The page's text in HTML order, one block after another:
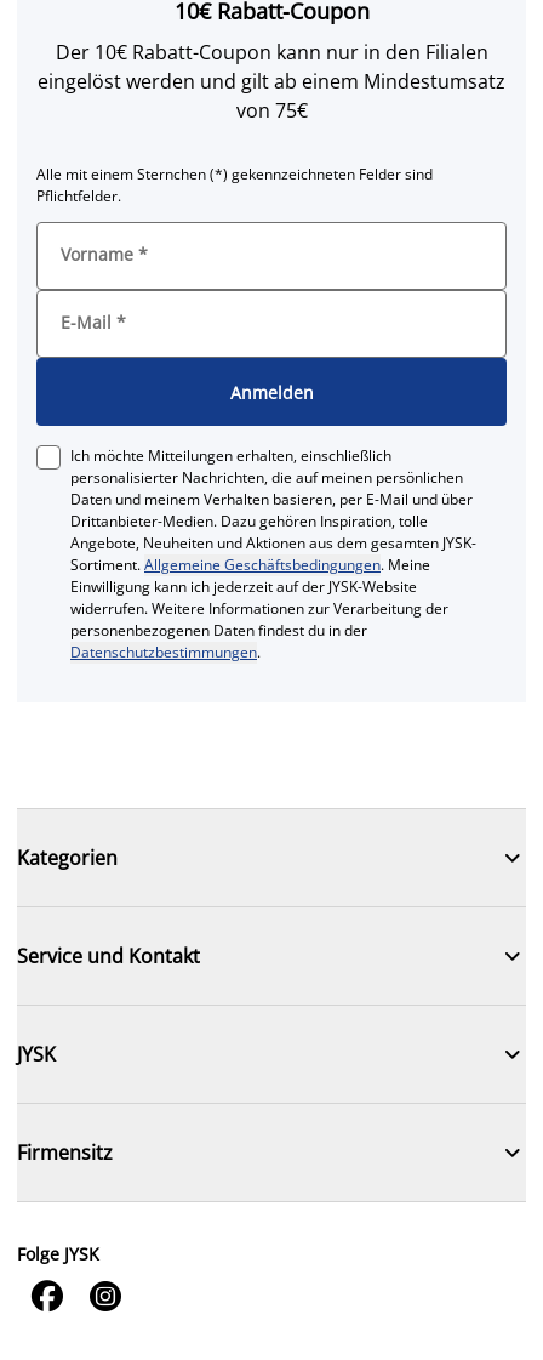
10€ Rabatt-Coupon
Der 10€ Rabatt-Coupon kann nur in den Filialen
eingelöst werden und gilt ab einem Mindestumsatz
von 75€
Alle mit einem Sternchen (*) gekennzeichneten Felder sind
Pflichtfelder.
Vorname *
E-Mail *
Anmelden
Ich möchte Mitteilungen erhalten, einschließlich
personalisierter Nachrichten, die auf meinen persönlichen
Daten und meinem Verhalten basieren, per E-Mail und über
Drittanbieter-Medien. Dazu gehören Inspiration, tolle
Angebote, Neuheiten und Aktionen aus dem gesamten JYSK-
Sortiment.Allgemeine Geschäftsbedingungen. Meine
Einwilligung kann ich jederzeit auf der JYSK-Website
widerrufen. Weitere Informationen zur Verarbeitung der
personenbezogenen Daten findest du in der
Datenschutzbestimmungen.
Kategorien 
Service und Kontakt 
JYSK 
Firmensitz 
Folge JYSK
 